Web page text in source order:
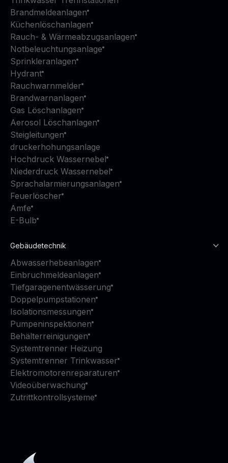
Brandmeldeanlagen
Küchenlöschanlagen
Rauch- & Wärmeabzugsanlagen
Notbeleuchtungsanlage
Sprinkleranlagen
Hydrant
Rauchwarnmelder
Brandwarnanlagen
Gas Löschanlagen
Aerosol Löschanlagen
Steigleitungen
druckerhohungsanlage
Hochdruck Wassernebel
Niederdruck Wassernebel
Sprachalarmierungsanlagen
Feuerlöscher
Amfe
E-Bulb
Gebäudetechnik
Abwasserhebeanlagen
Einbruchmeldeanlagen
Tiefgaragenentwässerung
Doppelpumpstationen
Isolationsmessungen
Pumpeninspektionen
Behälterreinigungen
Systemtrenner Heizung
Systemtrenner Trinkwasser
Elektromotorenreparaturen
Videoüberwachung
Zutrittkontrollsysteme